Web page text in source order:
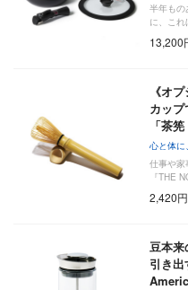
半年もの
に、こ
13,200
《オ
カッ
「茶
心と体に
仕事や家
『THE
く”い…
2,420円
豆本来
引き出